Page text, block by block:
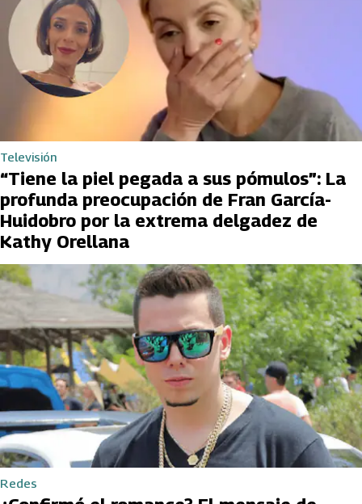
Televisión
“Tiene la piel pegada a sus pómulos”: La
profunda preocupación de Fran García-
Huidobro por la extrema delgadez de
Kathy Orellana
Redes